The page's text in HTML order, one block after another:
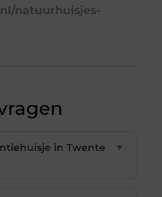
natuurhuisjes-
in Twente
▼